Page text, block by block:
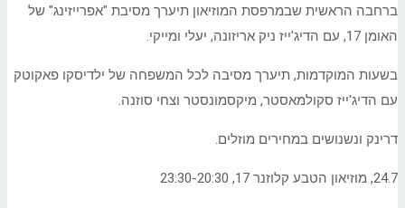
ברחבה הראשית שבמרפסת המוזיאון תיערך מסיבת "אפרייזינג" של
האומן 17, עם הדיג'ייז ניק אריזונה, יעלי ומייקי.
בשעות המוקדמות, תיערך מסיבה לכל המשפחה של ילדיסקו פאקוטק
עם הדיג'ייז סקולמאסטר, מיקסמונסטר וצחי סוזנה.
דרינק ונשנושים במחירים מוזלים.
24.7, מוזיאון הטבע קלוזנר 17, 23:30-20:30